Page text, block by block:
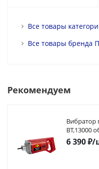
Все товары
Все товары бренда
Рекомендуем
Вибратор
ВТ,13000
6 390₽/